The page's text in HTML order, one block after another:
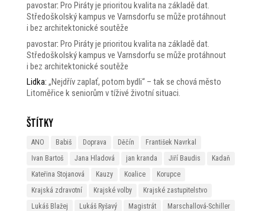
pavostar: Pro Piráty je prioritou kvalita na základě dat.
Středoškolský kampus ve Varnsdorfu se může protáhnout
i bez architektonické soutěže
pavostar: Pro Piráty je prioritou kvalita na základě dat.
Středoškolský kampus ve Varnsdorfu se může protáhnout
i bez architektonické soutěže
Lidka: „Nejdřív zaplať, potom bydli“ – tak se chová město
Litoměřice k seniorům v tíživé životní situaci.
Štítky
ANO Babiš Doprava Děčín
František Navrkal
Ivan Bartoš
Jana Hladová jan kranda Jiří Baudis
Kadaň
Kateřina Stojanová
Kauzy Koalice
Korupce
Krajská zdravotní
Krajské volby
Krajské zastupitelstvo
Lukáš Blažej
Lukáš Ryšavý Magistrát
Marschallová-Schiller